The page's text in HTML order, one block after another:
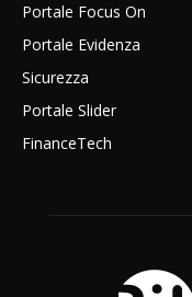
Portale Focus On
Portale Evidenza
Sicurezza
Portale Slider
FinanceTech